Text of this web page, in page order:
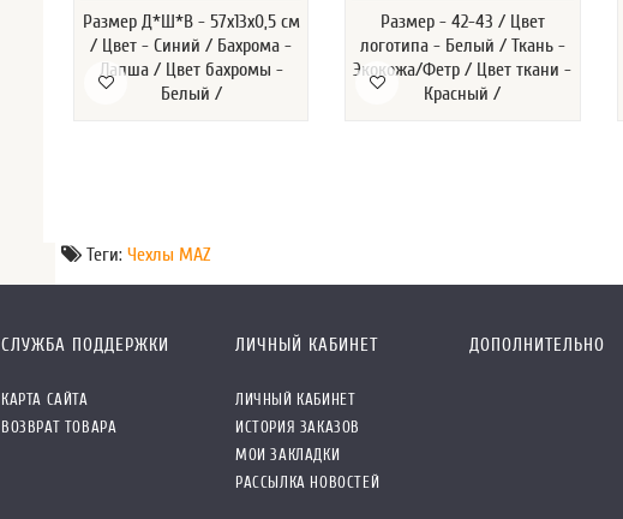
Размер Д*Ш*В - 57х13х0,5 см
/ Цвет - Синий / Бахрома -
Лапша / Цвет бахромы -
Белый /
Размер - 42-43 / Цвет
логотипа - Белый / Ткань -
Экокожа/Фетр / Цвет ткани -
Красный /
Теги:Чехлы MAZ
СЛУЖБА ПОДДЕРЖКИ
КАРТА САЙТА
ВОЗВРАТ ТОВАРА
ЛИЧНЫЙ КАБИНЕТ
ЛИЧНЫЙ КАБИНЕТ
ИСТОРИЯ ЗАКАЗОВ
МОИ ЗАКЛАДКИ
РАССЫЛКА НОВОСТЕЙ
ДОПОЛНИТЕЛЬНО